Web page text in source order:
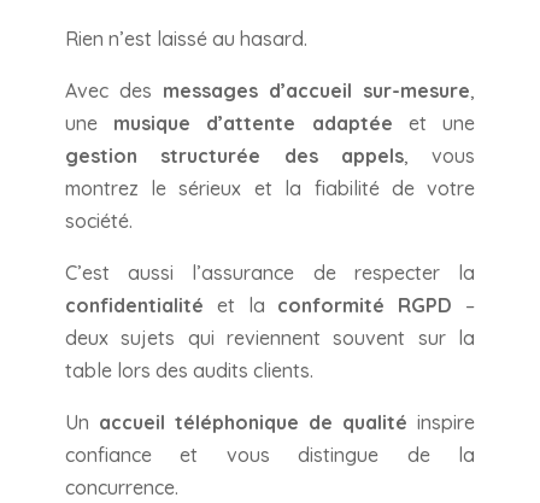
Rien n’est laissé au hasard.
Avec des messages d’accueil sur-mesure,
une musique d’attente adaptée et une
gestion structurée des appels, vous
montrez le sérieux et la fiabilité de votre
société.
C’est aussi l’assurance de respecter la
confidentialité et la conformité RGPD –
deux sujets qui reviennent souvent sur la
table lors des audits clients.
Un accueil téléphonique de qualité inspire
confiance et vous distingue de la
concurrence.